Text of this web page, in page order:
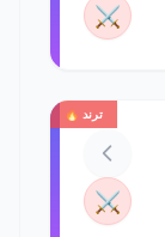
⚔️
ترند 🔥
⚔️